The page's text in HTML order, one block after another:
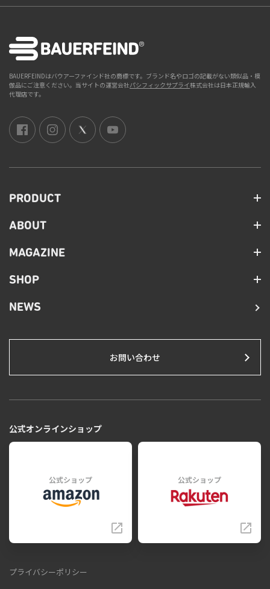
BAUERFEINDはバウアーファインド社の商標です。ブランド名やロゴの記載がない類似品・模
倣品にご注意ください。当サイトの運営会社パシフィックサプライ株式会社は日本正規輸入
代理店です。
PRODUCT
ABOUT
MAGAZINE
SHOP
NEWS
お問い合わせ
公式オンラインショップ
公式ショップ 公式ショップ
プライバシーポリシー